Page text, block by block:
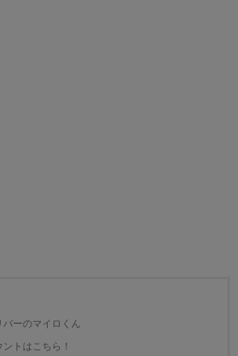
ーのマイロくん
トはこちら！